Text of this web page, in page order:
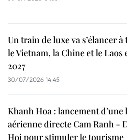
Un train de luxe va s’élancer à
le Vietnam, la Chine et le Laos
2027
30/07/2026 14:45
Khanh Hoa : lancement d’une
aérienne directe Cam Ranh -
Hoi pour stimuler le tourisme